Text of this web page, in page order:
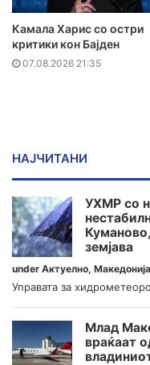
Камала Харис со остри
критики кон Бајден
07.08.2026 21:35
НАЈЧИТАНИ
УХМР со
земјава
under Актуелно, Македонија
Управата за
Млад
враќаат